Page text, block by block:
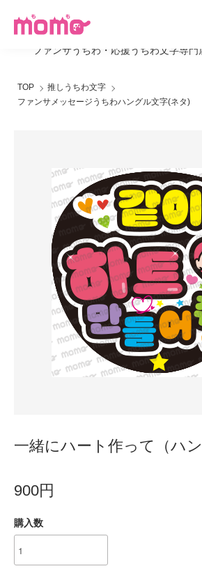
ファンサうちわ・応援うちわ文字専
TOP
推しうちわ文字
ファンサメッセージうちわハングル文字(ネタ)
一緒にハート作って（ハン
900円
購入数